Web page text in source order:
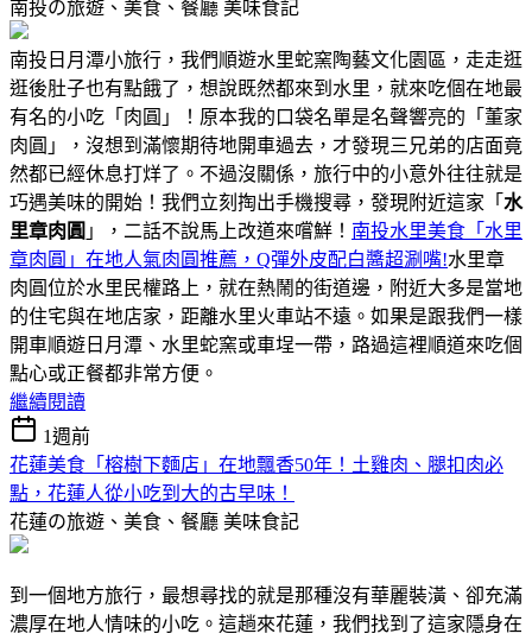
南投の旅遊、美食、餐廳 美味食記
南投日月潭小旅行，我們順遊水里蛇窯陶藝文化園區，走走逛
逛後肚子也有點餓了，想說既然都來到水里，就來吃個在地最
有名的小吃「肉圓」！原本我的口袋名單是名聲響亮的「董家
肉圓」，沒想到滿懷期待地開車過去，才發現三兄弟的店面竟
然都已經休息打烊了。不過沒關係，旅行中的小意外往往就是
巧遇美味的開始！我們立刻掏出手機搜尋，發現附近這家「 水
里章肉圓 」，二話不說馬上改道來嚐鮮！ 南投水里美食「水里
章肉圓」在地人氣肉圓推薦，Q彈外皮配白醬超涮嘴!水里章
肉圓位於水里民權路上，就在熱鬧的街道邊，附近大多是當地
的住宅與在地店家，距離水里火車站不遠。如果是跟我們一樣
開車順遊日月潭、水里蛇窯或車埕一帶，路過這裡順道來吃個
點心或正餐都非常方便。
繼續閱讀
1週前
花蓮美食「榕樹下麵店」在地飄香50年！土雞肉、腿扣肉必
點，花蓮人從小吃到大的古早味！
花蓮の旅遊、美食、餐廳 美味食記
到一個地方旅行，最想尋找的就是那種沒有華麗裝潢、卻充滿
濃厚在地人情味的小吃。這趟來花蓮，我們找到了這家隱身在